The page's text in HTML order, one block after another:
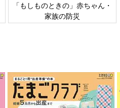
「もしものときの」赤ちゃん・
家族の防災